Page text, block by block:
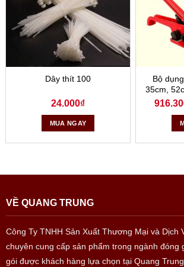
Dây thít 100
24.000₫
MUA NGAY
Bộ
35cm,
VỀ QUANG TRUNG
Công Ty TNHH Sản Xuất Thương Mại và Dịch
chuyên cung cấp sản phẩm trong ngành đóng
gói được khách hàng lựa chọn tại Quang